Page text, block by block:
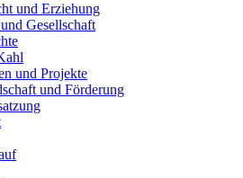
und Erziehung
Gesellschaft
und Projekte
und Förderung